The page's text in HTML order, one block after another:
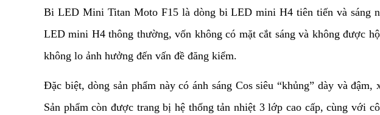
Bi LED Mini Titan Moto F15 là dòng bi LED mini H4 tiên tiến và sáng
LED mini H4 thông thường, vốn không có mặt cắt sáng và không được
không lo ảnh hưởng đến vấn đề đăng kiểm.
Đặc biệt, dòng sản phẩm này có ánh sáng Cos siêu “khủng” dày và
Sản phẩm còn được trang bị hệ thống tản nhiệt 3 lớp cao cấp, cùng với